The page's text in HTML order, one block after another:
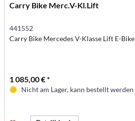
Carry Bike Merc.V-Kl.Lift
441552
Carry Bike Mercedes V-Klasse Lift E-Bike
1 085,00 € *
Nicht am Lager, kann bestellt werden